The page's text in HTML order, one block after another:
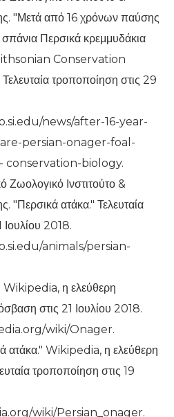
"Μετά από 16 χρόνων παύσης
Περσικά κρεμμυδάκια
Conservation
τροποποίηση στις 29
news/after-16-year-
persian-onager-foal-
conservation-biology.
Ινστιτούτο &
"Περσικά ατάκα." Τελευταία
Ιουλίου 2018.
animals/persian-
η ελεύθερη
στις 21 Ιουλίου 2018.
wiki/Onager.
ατάκα." Wikipedia, η ελεύθερη
τροποποίηση στις 19
wiki/Persian_onager.